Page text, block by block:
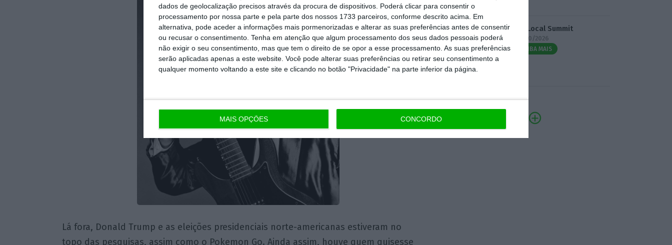
dados de geolocalização precisos através da procura de dispositivos. Poderá clicar para consentir o
processamento por nossa parte e pela parte dos nossos 1733 parceiros, conforme descrito acima. Em
alternativa, pode aceder a informações mais pormenorizadas e alterar as suas preferências antes de consentir
ou recusar o consentimento. Tenha em atenção que algum processamento dos seus dados pessoais poderá
não exigir o seu consentimento, mas que tem o direito de se opor a esse processamento. As suas preferências
serão aplicadas apenas a este website. Você pode alterar suas preferências ou retirar seu consentimento a
qualquer momento voltando a este site e clicando no botão "Privacidade" na parte inferior da página.
MAIS OPÇÕES CONCORDO
Lá fora, Donald Trump e as eleições presidenciais norte-americanas estiveram no
topo das pesquisas, assim como o Pokemon Go. Ainda assim, houve quem quisesse
3.º Local Summit
07/10/2026
SAIBA MAIS